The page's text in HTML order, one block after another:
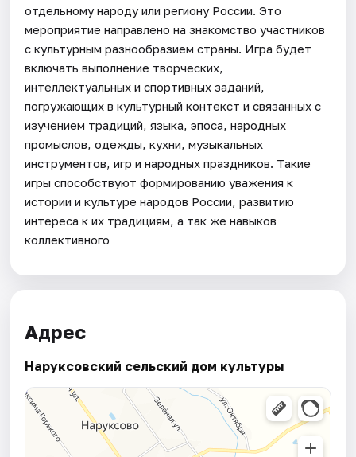
отдельному народу или региону России. Это
мероприятие направлено на знакомство участников
с культурным разнообразием страны. Игра будет
включать выполнение творческих,
интеллектуальных и спортивных заданий,
погружающих в культурный контекст и связанных с
изучением традиций, языка, эпоса, народных
промыслов, одежды, кухни, музыкальных
инструментов, игр и народных праздников. Такие
игры способствуют формированию уважения к
истории и культуре народов России, развитию
интереса к их традициям, а так же навыков
коллективного
Адрес
Наруксовский сельский дом культуры